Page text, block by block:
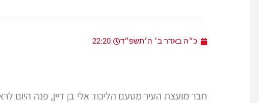
כ״ה באדר ב׳ ה׳תשפ״ד 22:20
חבר מועצת העיר מטעם הליכוד אלי בן דיין, פנה היום